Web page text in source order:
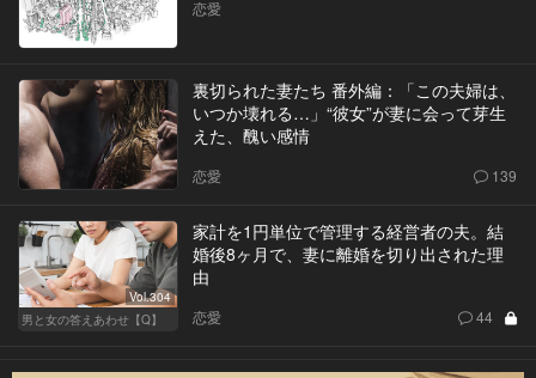
恋愛
裏切られた妻たち 番外編：「この夫婦は、
いつか壊れる…」“彼女”が妻に会って芽生
えた、醜い感情
恋愛 139
Vol.304
男と女の答えあわせ【Q】
家計を1円単位で管理する経営者の夫。結
婚後8ヶ月で、妻に離婚を切り出された理
由
恋愛 44